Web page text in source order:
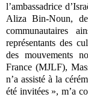
l’ambassadrice
Aliza Bin-Noun,
communautaires
représentants des
des mouvements
France (MJLF),
n’a assisté à la
été invitées », m’a